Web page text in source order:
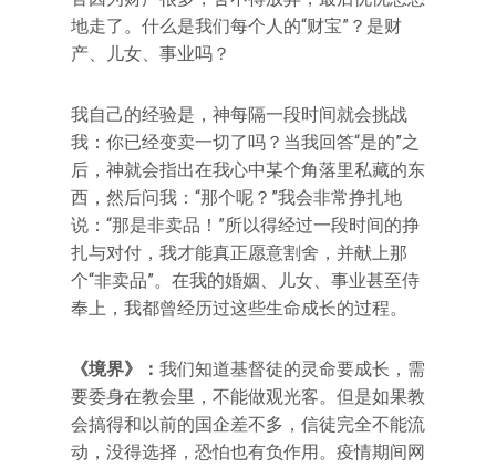
地走了。什么是我们每个人的“财宝”？是财
产、儿女、事业吗？
我自己的经验是，神每隔一段时间就会挑战
我：你已经变卖一切了吗？当我回答“是的”之
后，神就会指出在我心中某个角落里私藏的东
西，然后问我：“那个呢？”我会非常挣扎地
说：“那是非卖品！”所以得经过一段时间的挣
扎与对付，我才能真正愿意割舍，并献上那
个“非卖品”。在我的婚姻、儿女、事业甚至侍
奉上，我都曾经历过这些生命成长的过程。
《境界》： 我们知道基督徒的灵命要成长，需
要委身在教会里，不能做观光客。但是如果教
会搞得和以前的国企差不多，信徒完全不能流
动，没得选择，恐怕也有负作用。疫情期间网